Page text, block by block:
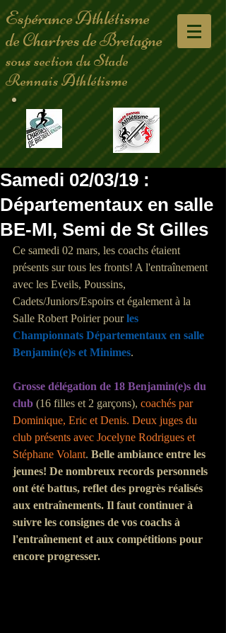
Espérance Athlétisme
de Chartres de Bretagne
sous section du Stade
Rennais Athlétisme
Samedi 02/03/19 :
Départementaux en salle
BE-MI, Semi de St Gilles
Ce samedi 02 mars, les coachs étaient
présents sur tous les fronts! A l'entraînement
avec les Eveils, Poussins,
Cadets/Juniors/Espoirs et également à la
Salle Robert Poirier pour les
Championnats Départementaux en salle
Benjamin(e)s et Minimes.
Grosse délégation de 18 Benjamin(e)s du
club (16 filles et 2 garçons), coachés par
Dominique, Eric et Denis. Deux juges du
club présents avec Jocelyne Rodrigues et
Stéphane Volant. Belle ambiance entre les
jeunes! De nombreux records personnels
ont été battus, reflet des progrès réalisés
aux entraînements. Il faut continuer à
suivre les consignes de vos coachs à
l'entraînement et aux compétitions pour
encore progresser.